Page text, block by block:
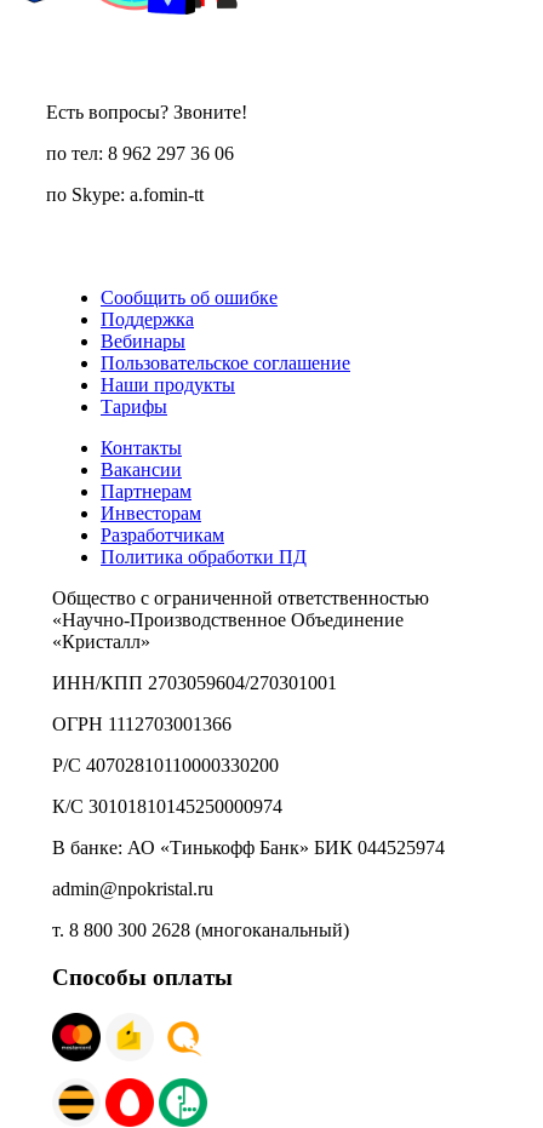
Есть вопросы? Звоните!
по тел: 8 962 297 36 06
по Skype: a.fomin-tt
Сообщить об ошибке
Поддержка
Вебинары
Пользовательское соглашение
Наши продукты
Тарифы
Контакты
Вакансии
Партнерам
Инвесторам
Разработчикам
Политика обработки ПД
Общество с ограниченной ответственностью
«Научно-Производственное Объединение
«Кристалл»
ИНН/КПП 2703059604/270301001
ОГРН 1112703001366
Р/С 40702810110000330200
К/С 30101810145250000974
В банке: АО «Тинькофф Банк» БИК 044525974
admin@npokristal.ru
т. 8 800 300 2628 (многоканальный)
Способы оплаты